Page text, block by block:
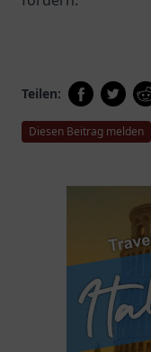
Teilen:
Diesen Beitrag melden